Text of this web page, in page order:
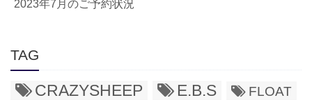
2023年7月のご予約状況
TAG
CRAZYSHEEP E.B.S FLOAT